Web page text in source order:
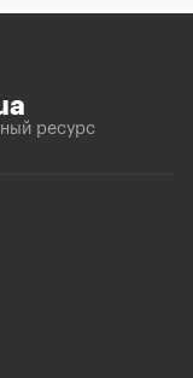
ресурс